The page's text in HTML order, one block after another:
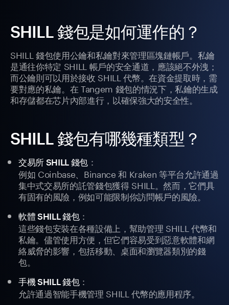
SHILL 錢包是如何運作的？
SHILL 錢包使用公鑰和私鑰對來管理區塊鏈帳戶。私鑰
是通往你特定 SHILL 帳戶的安全通道，應該絕不外洩；
而公鑰則可以用於接收 SHILL 代幣。在資金提取時，需
要對應的私鑰。在 Tangem 錢包的情況下，私鑰的生成
和存儲都在芯片內部進行，以確保強大的安全性。
SHILL 錢包有哪幾種類型？
交易所 SHILL 錢包：
例如 Coinbase、Binance 和 Kraken 等平台允許通過
集中式交易所的託管錢包獲得 SHILL。然而，它們具
有固有的風險，例如可能限制你訪問帳戶的風險。
軟體 SHILL 錢包：
這些錢包安裝在各種設備上，幫助管理 SHILL 代幣和
私鑰。儘管使用方便，但它們容易受到惡意軟體和網
絡威脅的影響，包括移動、桌面和瀏覽器類別的錢
包。
手機 SHILL 錢包：
允許通過智能手機管理 SHILL 代幣的應用程序。